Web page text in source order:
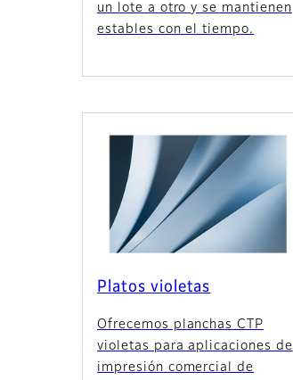
un lote a otro y se mantienen
estables con el tiempo.
Platos violetas
Ofrecemos planchas CTP
violetas para aplicaciones de
impresión comercial de